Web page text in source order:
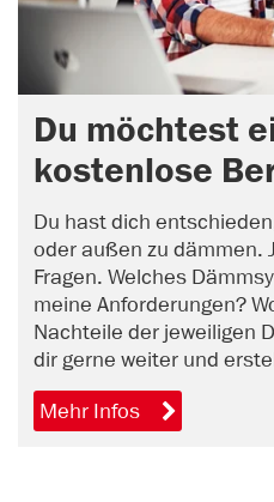
Du möchtest
kostenlose
Thema
Du hast dich
oder außen zu dämmen.
Fragen. Welches
meine Anforderungen?
Nachteile der jeweiligen
dir gerne weiter und
unverbindliches Angebot.
einen Beratungstermin.
Mehr Infos